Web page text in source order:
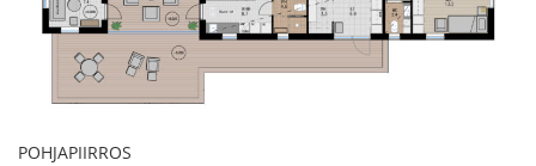
POHJAPIIRROS